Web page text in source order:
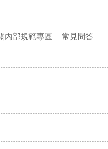
內部規範專區 常見問答